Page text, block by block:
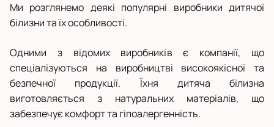
Ми розглянемо деякі популярні виробники дитячої
білизни та їх особливості.
Одними з відомих виробників є компанії, що
спеціалізуються на виробництві високоякісної та
безпечної продукції. Їхня дитяча білизна
виготовляється з натуральних матеріалів, що
забезпечує комфорт та гіпоалергенність.